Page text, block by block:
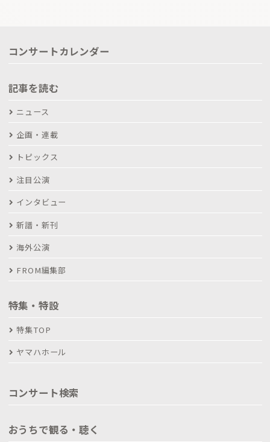
コンサートカレンダー
記事を読む
ニュース
企画・連載
トピックス
注目公演
インタビュー
新譜・新刊
海外公演
FROM編集部
特集・特設
特集TOP
ヤマハホール
コンサート検索
おうちで観る・聴く